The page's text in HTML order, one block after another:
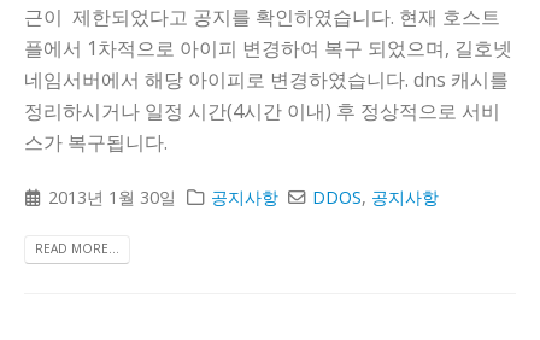
근이 제한되었다고 공지를 확인하였습니다. 현재 호스트
플에서 1차적으로 아이피 변경하여 복구 되었으며, 길호넷
네임서버에서 해당 아이피로 변경하였습니다. dns 캐시를
정리하시거나 일정 시간(4시간 이내) 후 정상적으로 서비
스가 복구됩니다.
2013년 1월 30일 공지사항 DDOS, 공지사항
READ MORE...